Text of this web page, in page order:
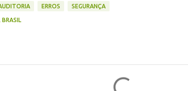
ERROS SEGURANÇA
BRASIL